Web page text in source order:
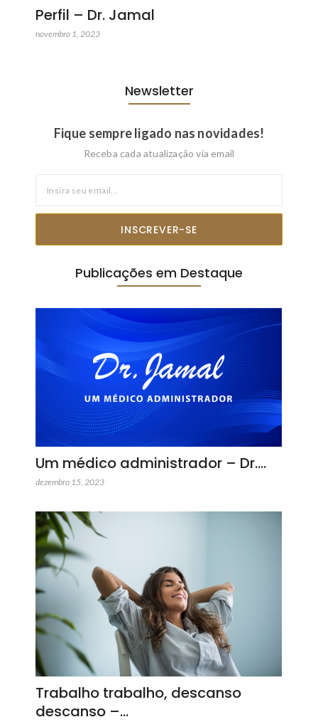
Perfil – Dr. Jamal
novembro 1, 2023
Newsletter
Fique sempre ligado nas novidades!
Receba cada atualização via email
INSCREVER-SE
Publicações em Destaque
Um médico administrador – Dr.…
dezembro 15, 2023
Trabalho trabalho, descanso
descanso –…